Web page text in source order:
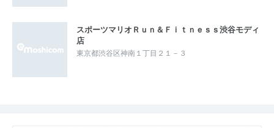
スポーツマリオＲｕｎ＆Ｆｉｔｎｅｓｓ渋谷モディ
店
東京都渋谷区神南１丁目２１－３